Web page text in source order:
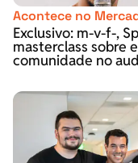
Acontece no
Exclusivo: m-v-f-,
masterclass sobre
comunidade no